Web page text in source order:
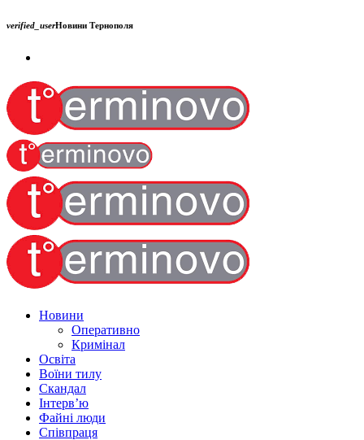
verified_userНовини Тернополя
Новини
Оперативно
Кримінал
Освіта
Воїни тилу
Скандал
Інтерв’ю
Файні люди
Співпраця